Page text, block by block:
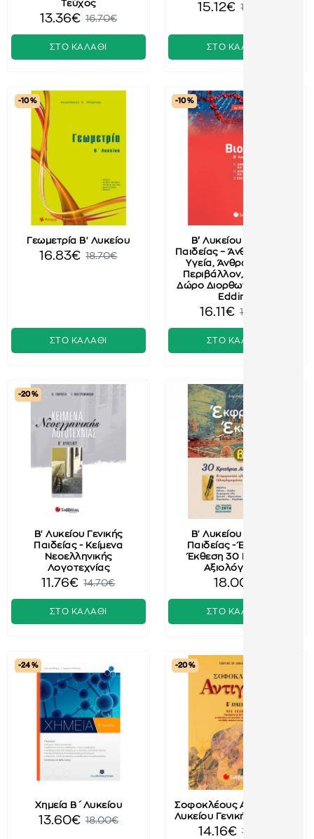
Τεύχος
13.36€ 16.70€
ΣΤΟ ΚΑΛΑΘΙ
15.12€ 18.90€
ΣΤΟ ΚΑΛΑΘΙ
-10 %
Γεωμετρία Β' Λυκείου
16.83€ 18.70€
ΣΤΟ ΚΑΛΑΘΙ
-10 %
Β’ Λυκείου Γενικής
Παιδείας – Άνθρωπος Και
Υγεία, Άνθρωπος Και
Περιβάλλον, Εξέλιξη+
Δώρο Διορθωτική Ταινία
Edding
16.11€ 17.90€
ΣΤΟ ΚΑΛΑΘΙ
-20 %
Β' Λυκείου Γενικής
Παιδείας - Κείμενα
Νεοελληνικής
Λογοτεχνίας
11.76€ 14.70€
ΣΤΟ ΚΑΛΑΘΙ
Β' Λυκείου Γενικής
Παιδείας - Έκφραση
Έκθεση 30 Κριτήρια
Αξιολόγησης
18.00€
ΣΤΟ ΚΑΛΑΘΙ
-24 %
Χημεία Β΄ Λυκείου
13.60€ 18.00€
-20 %
Σοφοκλέους Αντιγόνη Β΄
Λυκείου Γενικής Παιδείας
14.16€ 17.70€